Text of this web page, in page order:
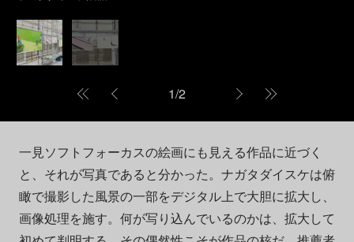
1/2
一見ソフトフォーカスの絵画にも見える作品に近づく
と、それが写真であると分かった。ナガタダイスケは俯
瞰で撮影した風景の一部をデジタル上で大胆に拡大し、
画像処理を施す。何が写り込んでいるのかは、拡大して